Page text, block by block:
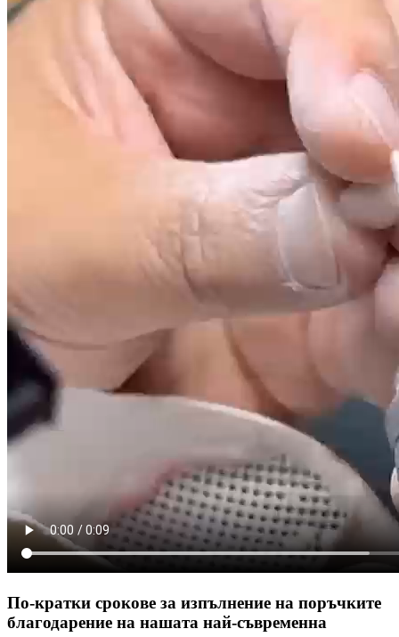
По-кратки срокове за изпълнение на поръчките
благодарение на нашата най-съвременна